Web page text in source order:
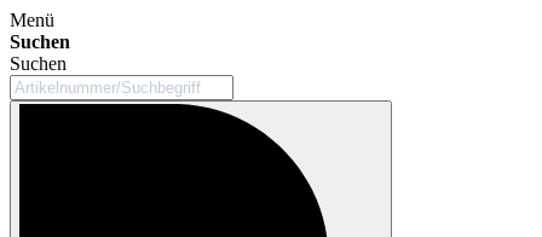
Menü
Suchen
Suchen